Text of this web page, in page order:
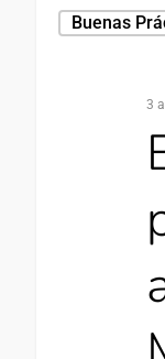
Buenas
3